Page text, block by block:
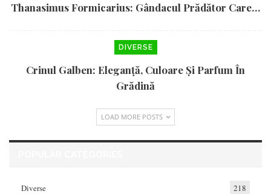
Thanasimus Formicarius: Gândacul Prădător Care…
DIVERSE
Crinul Galben: Eleganță, Culoare Și Parfum În
Grădină
LOAD MORE POSTS
Diverse 218